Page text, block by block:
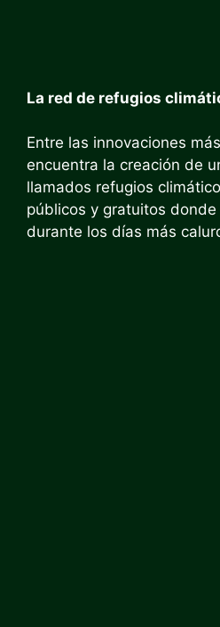
La red de refugios
Entre las innovaciones
encuentra la creación de
llamados refugios
públicos y gratuitos
durante los días más